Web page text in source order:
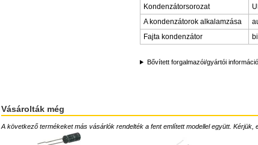
Kondenzátorsorozat
A kondenzátorok alkalamzása
Fajta kondenzátor
Bővített forgalmazói/gyártói
Vásárolták még
A következő termékeket más vásárlók rendelték a fent említett modellel együtt. Kérjük,